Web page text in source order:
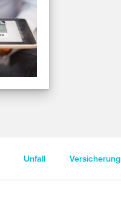
Unfall Versicherung